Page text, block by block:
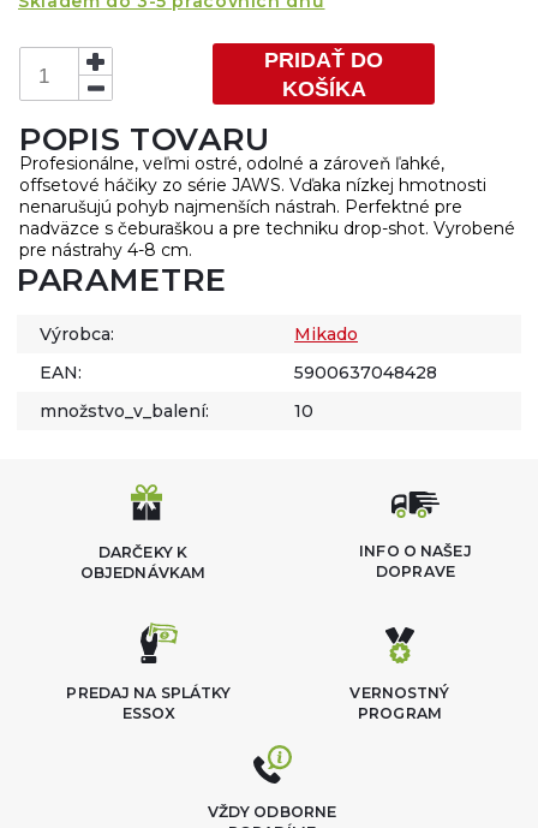
PRIDAŤ DO
KOŠÍKA
POPIS TOVARU
Profesionálne, veľmi ostré, odolné a zároveň ľahké,
offsetové háčiky zo série JAWS. Vďaka nízkej hmotnosti
nenarušujú pohyb najmenších nástrah. Perfektné pre
nadväzce s čeburaškou a pre techniku drop-shot. Vyrobené
pre nástrahy 4-8 cm.
PARAMETRE
Výrobca:
Mikado
EAN:
5900637048428
množstvo_v_balení:
10
DARČEKY K
OBJEDNÁVKAM
INFO O NAŠEJ
DOPRAVE
VERNOSTNÝ
PROGRAM
PREDAJ NA SPLÁTKY
ESSOX
VŽDY ODBORNE